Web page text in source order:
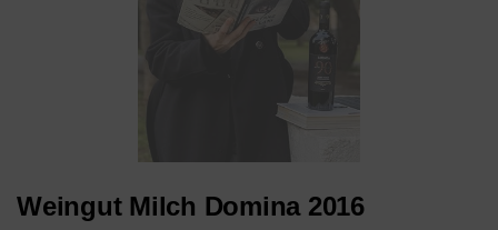
Weingut Milch Domina 2016